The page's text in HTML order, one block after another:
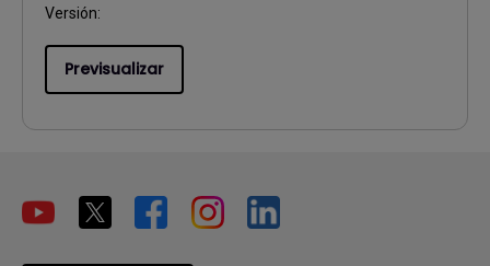
Versión:
Previsualizar